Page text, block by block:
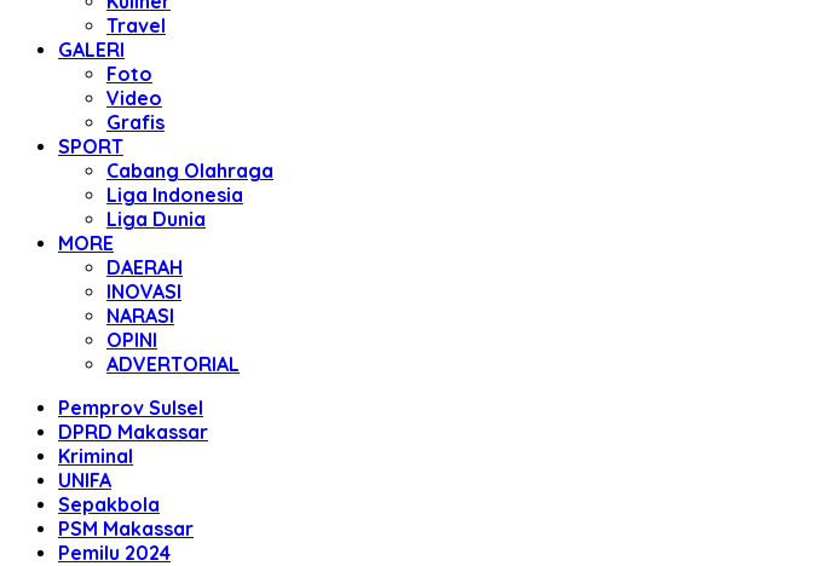
Travel
GALERI
Foto
Video
Grafis
SPORT
Cabang Olahraga
Liga Indonesia
Liga Dunia
MORE
DAERAH
INOVASI
NARASI
OPINI
ADVERTORIAL
Pemprov Sulsel
DPRD Makassar
Kriminal
UNIFA
Sepakbola
PSM Makassar
Pemilu 2024